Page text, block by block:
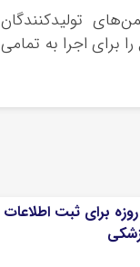
تولیدکنندگان
اجرا به تمامی
مهلت ۱۳ روزه برای ثبت اطلاعات